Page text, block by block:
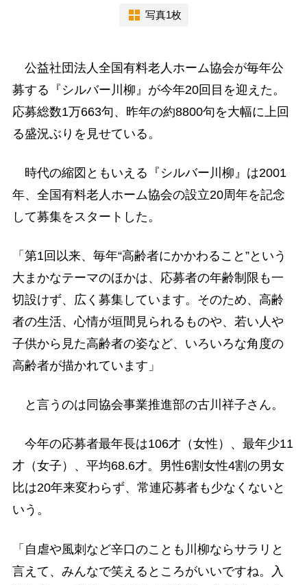
写真1枚
公益社団法人全国有料老人ホーム協会が毎年公
募する『シルバー川柳』が今年20回目を迎えた。
応募総数1万663句、昨年の約8800句を大幅に上回
る盛況ぶりを見せている。
時代の縮図ともいえる『シルバー川柳』は2001
年、全国有料老人ホーム協会の設立20周年を記念
して募集をスタートした。
「第1回以来、毎年“高齢者にかかわること”という
大まかなテーマのほかは、応募者の年齢制限も一
切設けず、広く募集しています。そのため、高齢
者の生活、心情が垣間見られるものや、若い人や
子供から見た高齢者の姿など、いろいろな角度の
高齢者が描かれています」
と言うのは同協会事業推進部の古川祥子さん。
今年の応募者最年長は106才（女性）、最年少11
才（女子）、平均68.6才。男性6割女性4割の男女
比は20年来変わらず、常連応募者も少なくないと
いう。
「自虐や風刺など辛口のことも川柳ならサラリと
言えて、みんなで笑えるところがいいですね。入